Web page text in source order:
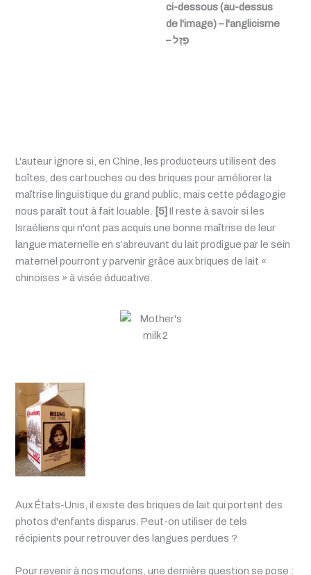
ci-dessous (au-dessus
de l'image) – l'anglicisme
–פָּזֶל
L'auteur ignore si, en Chine, les producteurs utilisent des
boîtes, des cartouches ou des briques pour améliorer la
maîtrise linguistique du grand public, mais cette pédagogie
nous paraît tout à fait louable. [5]Il reste à savoir si les
Israéliens qui n'ont pas acquis une bonne maîtrise de leur
langue maternelle en s’abreuvant du lait prodigue par le sein
maternel pourront y parvenir grâce aux briques de lait «
chinoises » à visée éducative.
Aux États-Unis, il existe des briques de lait qui portent des
photos d'enfants disparus. Peut-on utiliser de tels
récipients pour retrouver des langues perdues ?
Pour revenir à nos moutons, une dernière question se pose :